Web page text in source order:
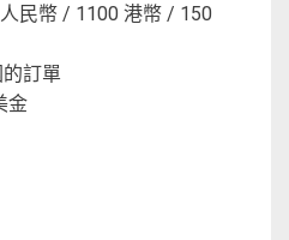
民幣 / 1100 港幣 / 150
的訂單
金